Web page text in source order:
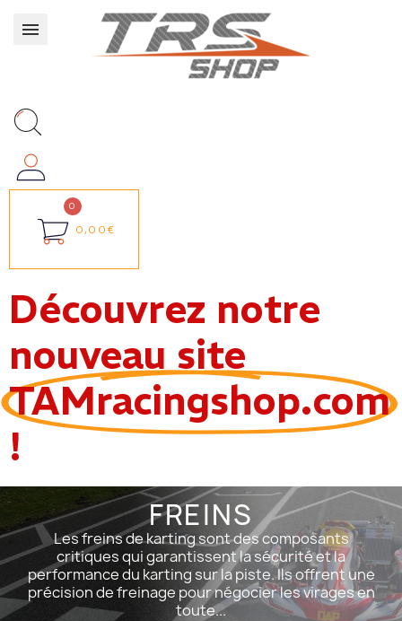
0,00€
Découvrez notre
nouveau site
TAMracingshop.com
!
FREINS
Les freins de karting sont des composants
critiques qui garantissent la sécurité et la
performance du karting sur la piste. Ils offrent une
précision de freinage pour négocier les virages en
toute...